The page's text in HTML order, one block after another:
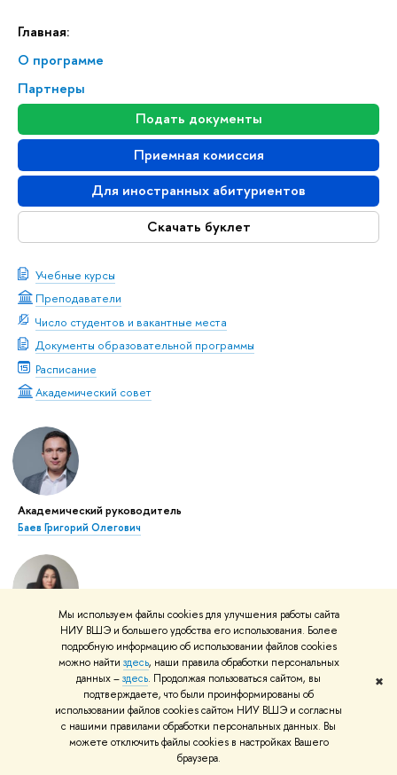
Мы используем файлы cookies для улучшения работы сайта
НИУ ВШЭ и большего удобства его использования. Более
подробную информацию об использовании файлов cookies
можно найти здесь, наши правила обработки персональных
данных –здесь. Продолжая пользоваться сайтом, вы
подтверждаете, что были проинформированы об
использовании файлов cookies сайтом НИУ ВШЭ и согласны
с нашими правилами обработки персональных данных. Вы
можете отключить файлы cookies в настройках Вашего
браузера.
✖
Главная:
О программе
Партнеры
Подать документы
Приемная комиссия
Для иностранных абитуриентов
Скачать буклет
Учебные курсы
Преподаватели
Число студентов и вакантные места
Документы образовательной программы
Расписание
Академический совет
Академический руководитель
Баев Григорий Олегович
Менеджер
Ажили Аклима Каировна